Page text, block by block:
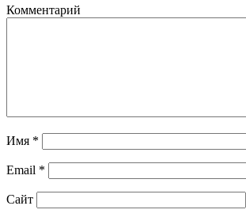
Комментарий
Имя *
Email *
Сайт